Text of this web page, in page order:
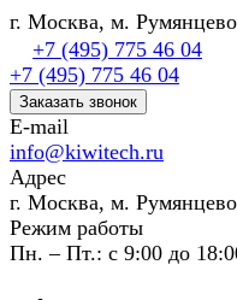
г. Москва, м.
+7 (495) 775 46 04
+7 (495) 775 46 04
Заказать звонок
E-mail
info@kiwitech.ru
Адрес
г. Москва, м.
Режим работы
Пн. – Пт.: с 9:00 до